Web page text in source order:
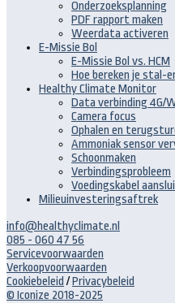
Onderzoeksplanning
PDF rapport maken
Weerdata activeren
E-Missie Bol
E-Missie Bol vs. HCM
Hoe bereken je stal-
Healthy Climate Monitor
Data verbinding 4G/
Camera focus
Ophalen en
Ammoniak sensor
Schoonmaken
Verbindingsprobleem
Voedingskabel
Milieuinvesteringsaftrek
info@healthyclimate.nl
085 - 060 47 56
Servicevoorwaarden
Verkoopvoorwaarden
Cookiebeleid /Privacybeleid
© Iconize 2018-2025